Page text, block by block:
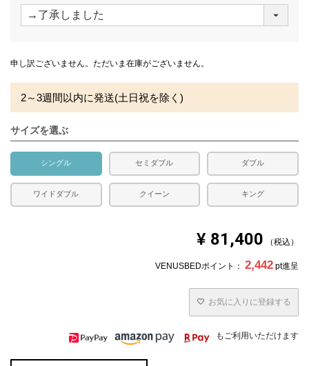
(
申し訳ございません。ただいま在庫がございません。
2～3週間以内に発送(土日祝を除く)
サイズを選ぶ
シングル セミダブル ダブル
ワイドダブル クイーン キング
¥ 81,400 税込
VENUSBEDポイント： 2,442 pt進呈
お気に入りに登録する
もご利用いただけます